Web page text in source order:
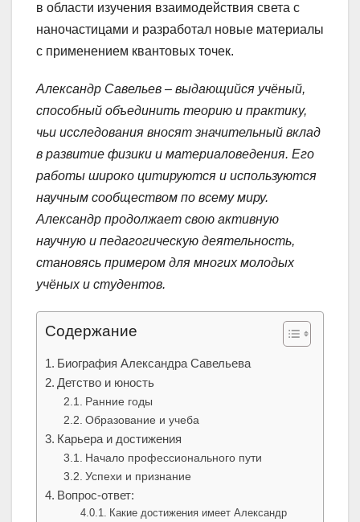
в области изучения взаимодействия света с
наночастицами и разработал новые материалы
с применением квантовых точек.
Александр Савельев – выдающийся учёный,
способный объединить теорию и практику,
чьи исследования вносят значительный вклад
в развитие физики и материаловедения. Его
работы широко цитируются и используются
научным сообществом по всему миру.
Александр продолжает свою активную
научную и педагогическую деятельность,
становясь примером для многих молодых
учёных и студентов.
Содержание
Биография Александра Савельева
Детство и юность
Ранние годы
Образование и учеба
Карьера и достижения
Начало профессионального пути
Успехи и признание
Вопрос-ответ:
Какие достижения имеет Александр